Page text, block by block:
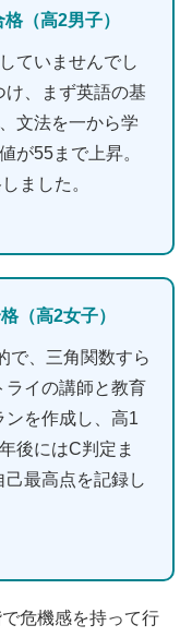
（高2男子）
ていませんでし
け、まず英語の基
文法を一から学
が55まで上昇。
ました。
（高2女子）
で、三角関数すら
ライの講師と教育
ンを作成し、高1
後にはC判定ま
最高点を記録し
危機感を持って行